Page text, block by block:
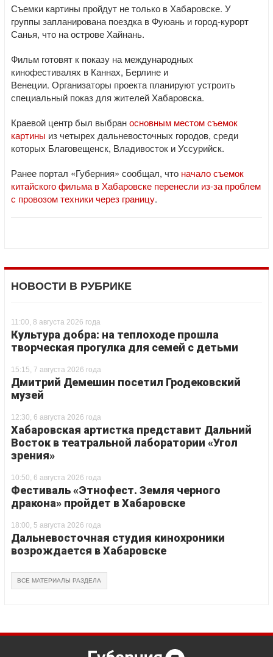
Съемки картины пройдут не только в Хабаровске. У
группы запланирована поездка в Фуюань и город-курорт
Санья, что на острове Хайнань.
Фильм готовят к показу на международных
кинофестивалях в Каннах, Берлине и
Венеции. Организаторы проекта планируют устроить
специальный показ для жителей Хабаровска.
Краевой центр был выбраносновным местом съемок
картины из четырех дальневосточных городов, среди
которых Благовещенск, Владивосток и Уссурийск.
Ранее портал «Губерния» сообщал, что начало съемок
китайского фильма в Хабаровске перенесли из-за проблем
с провозом техники через границу.
НОВОСТИ В РУБРИКЕ
11:00, 8 августа 2026 года
Культура добра: на теплоходе прошла
творческая прогулка для семей с детьми
15:15, 7 августа 2026 года
Дмитрий Демешин посетил Гродековский
музей
12:30, 6 августа 2026 года
Хабаровская артистка представит Дальний
Восток в театральной лаборатории «Угол
зрения»
10:50, 6 августа 2026 года
Фестиваль «Этнофест. Земля черного
дракона» пройдет в Хабаровске
18:00, 5 августа 2026 года
Дальневосточная студия кинохроники
возрождается в Хабаровске
ВСЕ МАТЕРИАЛЫ РАЗДЕЛА